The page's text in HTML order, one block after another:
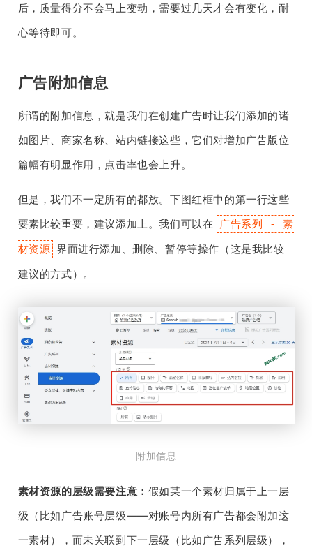
后，质量得分不会马上变动，需要过几天才会有变化，耐
心等待即可。
广告附加信息
所谓的附加信息，就是我们在创建广告时让我们添加的诸
如图片、商家名称、站内链接这些，它们对增加广告版位
篇幅有明显作用，点击率也会上升。
但是，我们不一定所有的都放。下图红框中的第一行这些
要素比较重要，建议添加上。我们可以在
广告系列 - 素
材资源 界面进行添加、删除、暂停等操作（这是我比较
建议的方式）。
附加信息
素材资源的层级需要注意： 假如某一个素材归属于上一层
级（比如广告账号层级——对账号内所有广告都会附加这
一素材），而未关联到下一层级（比如广告系列层级），